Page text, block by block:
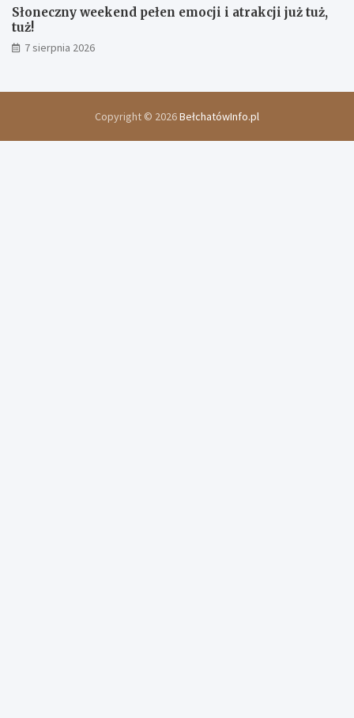
Słoneczny weekend pełen emocji i atrakcji już tuż,
tuż!
7 sierpnia 2026
Copyright © 2026BełchatówInfo.pl